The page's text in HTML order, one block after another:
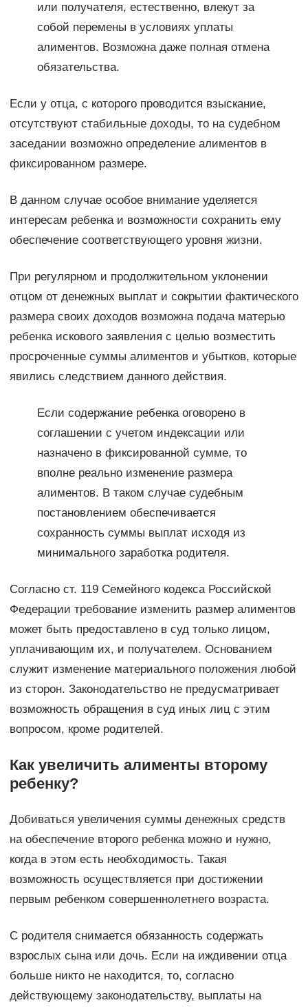
или получателя, естественно, влекут за
собой перемены в условиях уплаты
алиментов. Возможна даже полная отмена
обязательства.
Если у отца, с которого проводится взыскание,
отсутствуют стабильные доходы, то на судебном
заседании возможно определение алиментов в
фиксированном размере.
В данном случае особое внимание уделяется
интересам ребенка и возможности сохранить ему
обеспечение соответствующего уровня жизни.
При регулярном и продолжительном уклонении
отцом от денежных выплат и сокрытии фактического
размера своих доходов возможна подача матерью
ребенка искового заявления с целью возместить
просроченные суммы алиментов и убытков, которые
явились следствием данного действия.
Если содержание ребенка оговорено в
соглашении с учетом индексации или
назначено в фиксированной сумме, то
вполне реально изменение размера
алиментов. В таком случае судебным
постановлением обеспечивается
сохранность суммы выплат исходя из
минимального заработка родителя.
Согласно ст. 119 Семейного кодекса Российской
Федерации требование изменить размер алиментов
может быть предоставлено в суд только лицом,
уплачивающим их, и получателем. Основанием
служит изменение материального положения любой
из сторон. Законодательство не предусматривает
возможность обращения в суд иных лиц с этим
вопросом, кроме родителей.
Как увеличить алименты второму
ребенку?
Добиваться увеличения суммы денежных средств
на обеспечение второго ребенка можно и нужно,
когда в этом есть необходимость. Такая
возможность осуществляется при достижении
первым ребенком совершеннолетнего возраста.
С родителя снимается обязанность содержать
взрослых сына или дочь. Если на иждивении отца
больше никто не находится, то, согласно
действующему законодательству, выплаты на